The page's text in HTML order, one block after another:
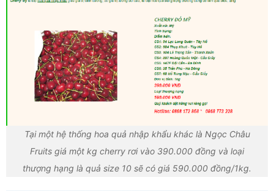
Tại một hệ thống hoa quả nhập khẩu khác là Ngọc Châu
Fruits giá một kg cherry rơi vào 390.000 đồng và loại
thượng hạng là quả size 10 sẽ có giá 590.000 đồng/1kg.